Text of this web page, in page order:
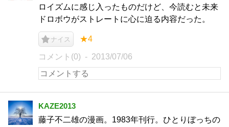
ロイズムに感じ入ったものだけど、今読むと未来
ドロボウがストレートに心に迫る内容だった。
ナイス ★4
コメント(0) 2013/07/06
KAZE2013
藤子不二雄の漫画。1983年刊行。ひとりぼっちの